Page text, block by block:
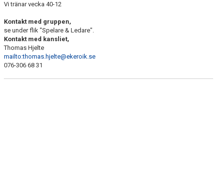
Vi tränar vecka 40-12
Kontakt med gruppen,
se under flik "Spelare & Ledare".
Kontakt med kansliet,
Thomas Hjelte
mailto:thomas.hjelte@ekeroik.se
076-306 68 31